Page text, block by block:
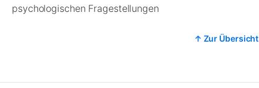
psychologischen Fragestellungen
↑ Zur Übersicht